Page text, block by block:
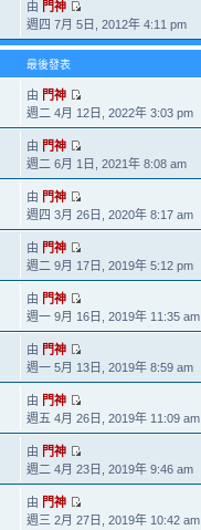
由 門神
週四 7月 5日, 2012年 4:11 pm
最後發表
由 門神
週二 4月 12日, 2022年 3:03 pm
由 門神
週二 6月 1日, 2021年 8:08 am
由 門神
週四 3月 26日, 2020年 8:17 am
由 門神
週二 9月 17日, 2019年 5:12 pm
由 門神
週一 9月 16日, 2019年 11:35 am
由 門神
週一 5月 13日, 2019年 8:59 am
由 門神
週五 4月 26日, 2019年 11:09 am
由 門神
週二 4月 23日, 2019年 9:46 am
由 門神
週三 2月 27日, 2019年 10:42 am